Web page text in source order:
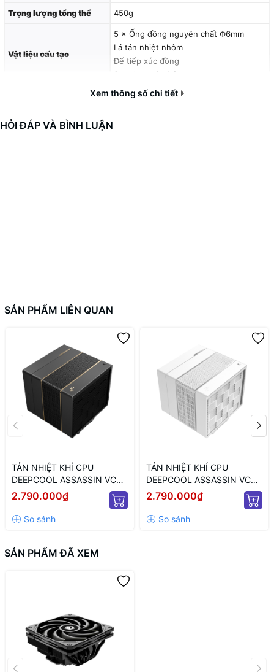
Trọng lượng tổng thể 450g
Vật liệu cấu tạo
5 × Ống đồng nguyên chất Ф6mm
Lá tản nhiệt nhôm
Đế tiếp xúc đồng
Sơn đen toàn bộ
120×120×15mm(TF-12015-K)
Xem thông số chi tiết
HỎI ĐÁP VÀ BÌNH LUẬN
SẢN PHẨM LIÊN QUAN
TẢN NHIỆT KHÍ CPU
DEEPCOOL ASSASSIN VC
ELITE (MÀU ĐEN)
2.790.000₫
TẢN NHIỆT KHÍ CPU
DEEPCOOL ASSASSIN VC
ELITE WH WH (MÀU TRẮNG)
2.790.000₫
SẢN PHẨM ĐÃ XEM